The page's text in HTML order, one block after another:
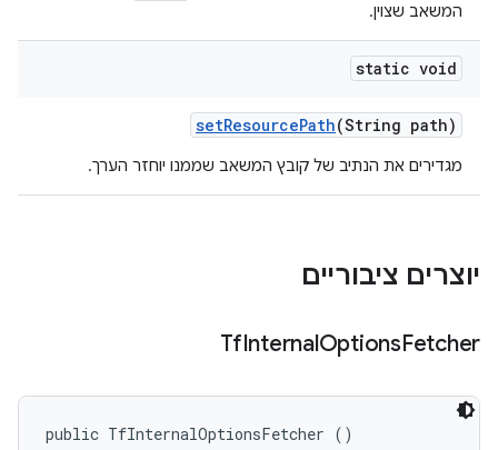
המשאב שצוין.
static void
setResourcePath(String path)
מגדירים את הנתיב של קובץ המשאב שממנו יוחזר הערך.
יוצרים ציבוריים
TfInternalOptionsFetcher
public TfInternalOptionsFetcher ()